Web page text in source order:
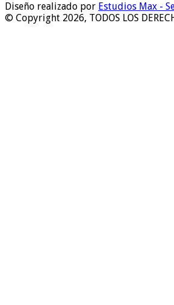
Diseño realizado por Estudios Max -
© Copyright 2026, TODOS LOS